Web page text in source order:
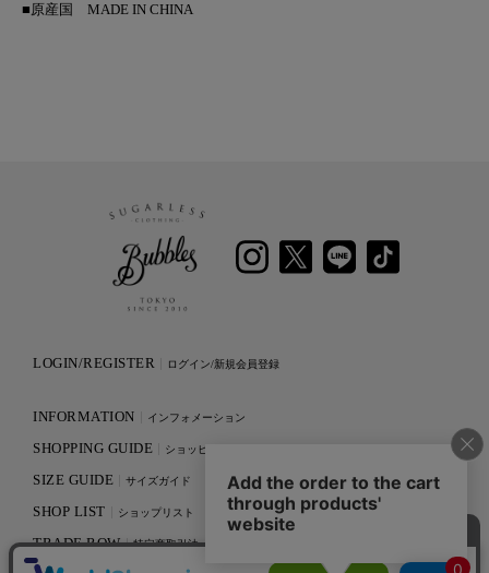
■原産国 MADE IN CHINA
LOGIN/REGISTER ログイン/新規会員登録
INFORMATION インフォメーション
SHOPPING GUIDE ショッピングガイド
SIZE GUIDE サイズガイド
SHOP LIST ショップリスト
TRADE ROW 特定商取引法